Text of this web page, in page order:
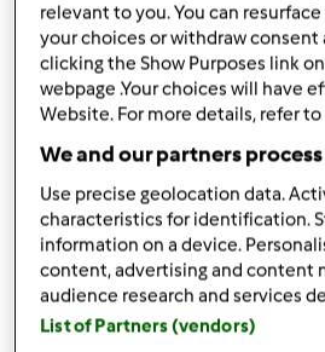
pt., 01/31/2014 - 20:20
Witajcie zakręcone szynkowarki
ale mnie nakręciłyście tym
zastanawiam się tylko nad
relevant to you. You can
your choices or withdraw consent
clicking the Show Purposes link
webpage .Your choices will have
Website. For more details, refer to
We and our partners
Use precise geolocation data.
characteristics for identification.
information on a device.
content, advertising and content
audience research and services
List of Partners (vendors)